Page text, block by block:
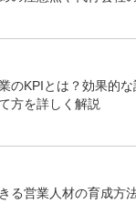
のKPIとは？効果的な
方を詳しく解説
る営業人材の育成方